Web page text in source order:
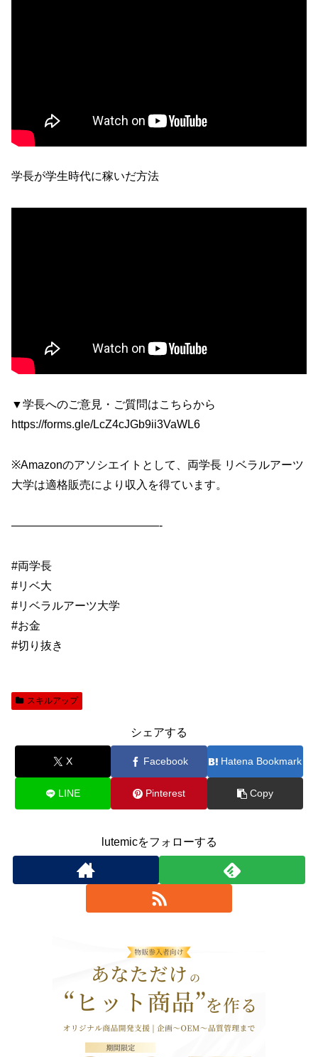
学長が学生時代に稼いだ方法
▼学長へのご意見・ご質問はこちらから
https://forms.gle/LcZ4cJGb9ii3VaWL6
※Amazonのアソシエイトとして、両学長 リベラルアーツ
大学は適格販売により収入を得ています。
—————————————-
#両学長
#リベ大
#リベラルアーツ大学
#お金
#切り抜き
スキルアップ
シェアする
X Facebook Hatena Bookmark
LINE Pinterest Copy
lutemicをフォローする